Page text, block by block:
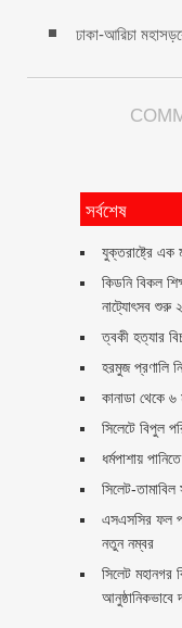
ঢাকা-আরিচা
সর্বশেষ
যুক্তরাষ্ট্রে এক
কিডনি বিকল
নাট্যোৎসব শুরু
ত্বকী হত্যার
হরমুজ প্রণালি
কানাডা থেকে
সিলেটে বিপুল
ধর্মপাশায়
সিলেট-
এসএসসির ফল
নতুন নম্বর
সিলেট মহানগর
আনুষ্ঠানিকভাবে